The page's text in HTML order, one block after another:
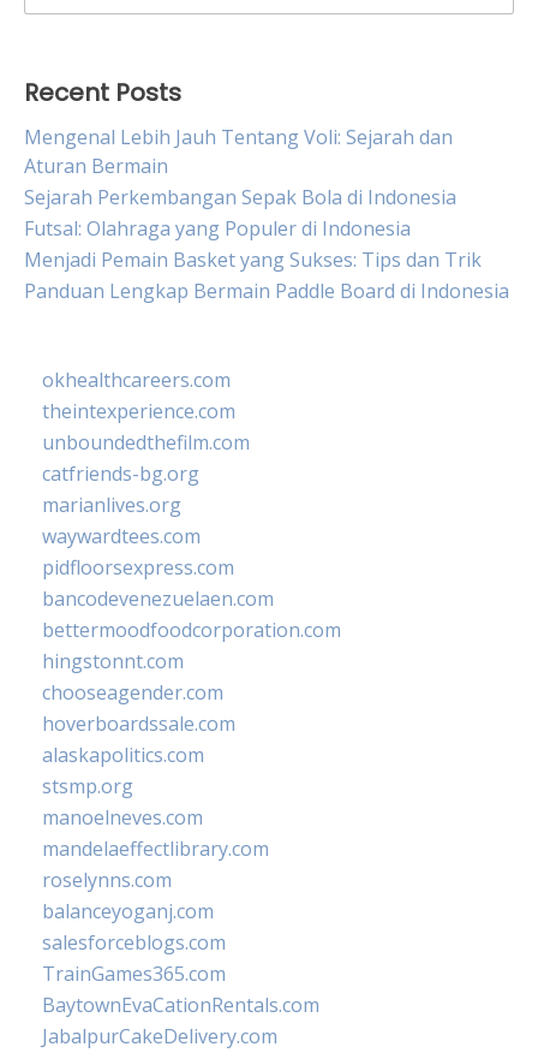
for:
Recent Posts
Mengenal Lebih Jauh Tentang Voli: Sejarah dan
Aturan Bermain
Sejarah Perkembangan Sepak Bola di Indonesia
Futsal: Olahraga yang Populer di Indonesia
Menjadi Pemain Basket yang Sukses: Tips dan Trik
Panduan Lengkap Bermain Paddle Board di Indonesia
okhealthcareers.com
theintexperience.com
unboundedthefilm.com
catfriends-bg.org
marianlives.org
waywardtees.com
pidfloorsexpress.com
bancodevenezuelaen.com
bettermoodfoodcorporation.com
hingstonnt.com
chooseagender.com
hoverboardssale.com
alaskapolitics.com
stsmp.org
manoelneves.com
mandelaeffectlibrary.com
roselynns.com
balanceyoganj.com
salesforceblogs.com
TrainGames365.com
BaytownEvaCationRentals.com
JabalpurCakeDelivery.com